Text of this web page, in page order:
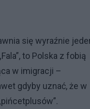
się wyraźnie
to Polska z fobią
w imigracji –
gdyby uznać, że w